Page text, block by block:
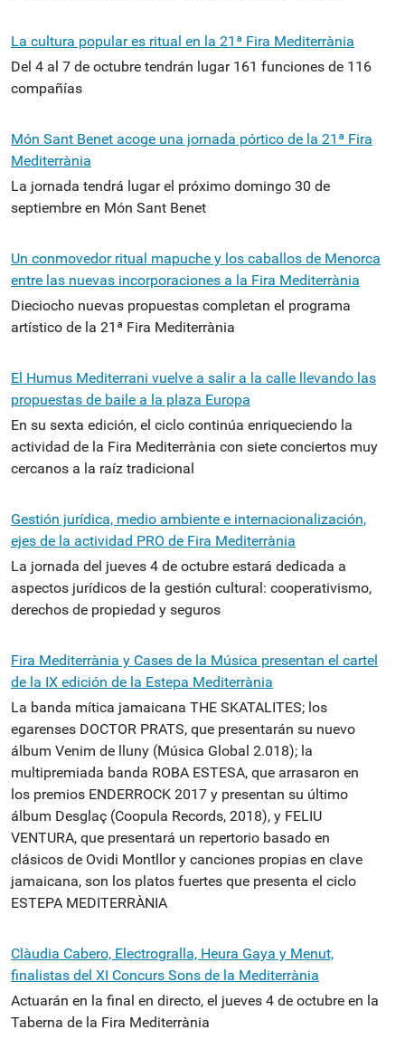
La cultura popular es ritual en la 21ª Fira Mediterrània
Del 4 al 7 de octubre tendrán lugar 161 funciones de 116
compañías
Món Sant Benet acoge una jornada pórtico de la 21ª Fira
Mediterrània
La jornada tendrá lugar el próximo domingo 30 de
septiembre en Món Sant Benet
Un conmovedor ritual mapuche y los caballos de Menorca
entre las nuevas incorporaciones a la Fira Mediterrània
Dieciocho nuevas propuestas completan el programa
artístico de la 21ª Fira Mediterrània
El Humus Mediterrani vuelve a salir a la calle llevando las
propuestas de baile a la plaza Europa
En su sexta edición, el ciclo continúa enriqueciendo la
actividad de la Fira Mediterrània con siete conciertos muy
cercanos a la raíz tradicional
Gestión jurídica, medio ambiente e internacionalización,
ejes de la actividad PRO de Fira Mediterrània
La jornada del jueves 4 de octubre estará dedicada a
aspectos jurídicos de la gestión cultural: cooperativismo,
derechos de propiedad y seguros
Fira Mediterrània y Cases de la Música presentan el cartel
de la IX edición de la Estepa Mediterrània
La banda mítica jamaicana THE SKATALITES; los
egarenses DOCTOR PRATS, que presentarán su nuevo
álbum Venim de lluny (Música Global 2.018); la
multipremiada banda ROBA ESTESA, que arrasaron en
los premios ENDERROCK 2017 y presentan su último
álbum Desglaç (Coopula Records, 2018), y FELIU
VENTURA, que presentará un repertorio basado en
clásicos de Ovidi Montllor y canciones propias en clave
jamaicana, son los platos fuertes que presenta el ciclo
ESTEPA MEDITERRÀNIA
Clàudia Cabero, Electrogralla, Heura Gaya y Menut,
finalistas del XI Concurs Sons de la Mediterrània
Actuarán en la final en directo, el jueves 4 de octubre en la
Taberna de la Fira Mediterrània